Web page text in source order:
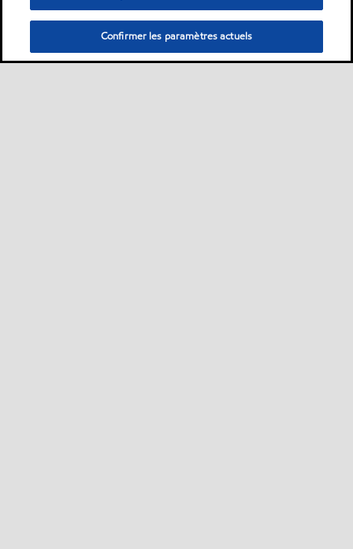
Confirmer les paramètres actuels